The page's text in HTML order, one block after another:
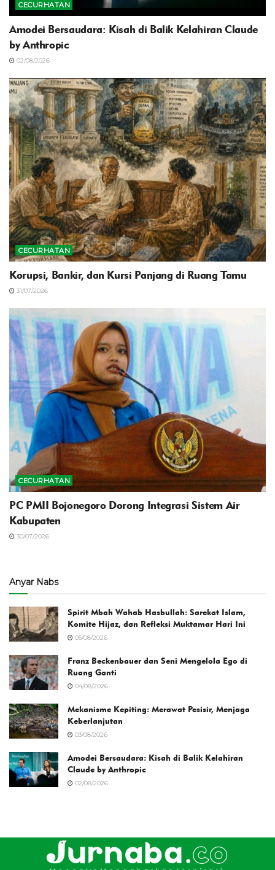
CECURHATAN
Amodei Bersaudara: Kisah di Balik Kelahiran Claude
by Anthropic
02/08/2026
CECURHATAN
Korupsi, Bankir, dan Kursi Panjang di Ruang Tamu
31/07/2026
CECURHATAN
PC PMII Bojonegoro Dorong Integrasi Sistem Air
Kabupaten
30/07/2026
Anyar Nabs
Spirit Mbah Wahab Hasbullah: Sarekat Islam,
Komite Hijaz, dan Refleksi Muktamar Hari Ini
05/08/2026
Franz Beckenbauer dan Seni Mengelola Ego di
Ruang Ganti
04/08/2026
Mekanisme Kepiting: Merawat Pesisir, Menjaga
Keberlanjutan
03/08/2026
Amodei Bersaudara: Kisah di Balik Kelahiran
Claude by Anthropic
02/08/2026